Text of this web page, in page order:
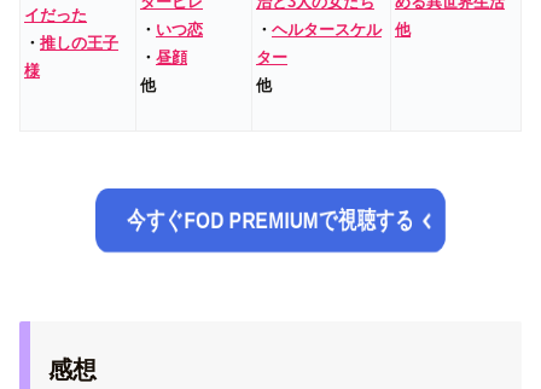
イだった
・ 推しの王子
様
・ いつ恋
・ 昼顔
他
・ ヘルタースケル
ター
他
他
今すぐFOD PREMIUMで視聴する
感想